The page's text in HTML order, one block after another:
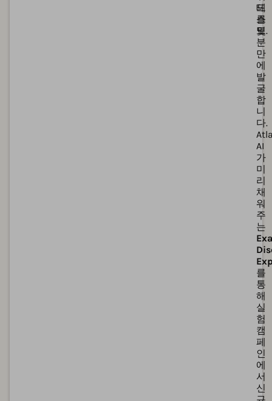
테
스
트.
드
를
몇
분
만
에
발
굴
합
니
다.
AI
가
미
리
채
워
주
는
를
통
해
실
험
캠
페
인
에
서
신